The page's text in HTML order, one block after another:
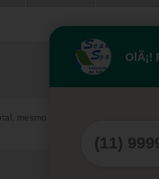
mesmo citando nossos links, é